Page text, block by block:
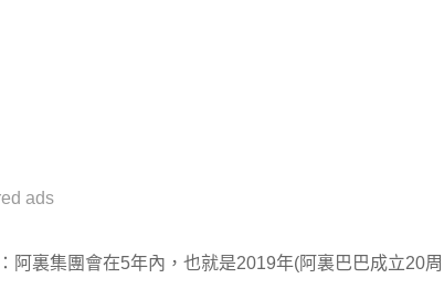
ads
裏集團會在5年內，也就是2019年(阿裏巴巴成立20周